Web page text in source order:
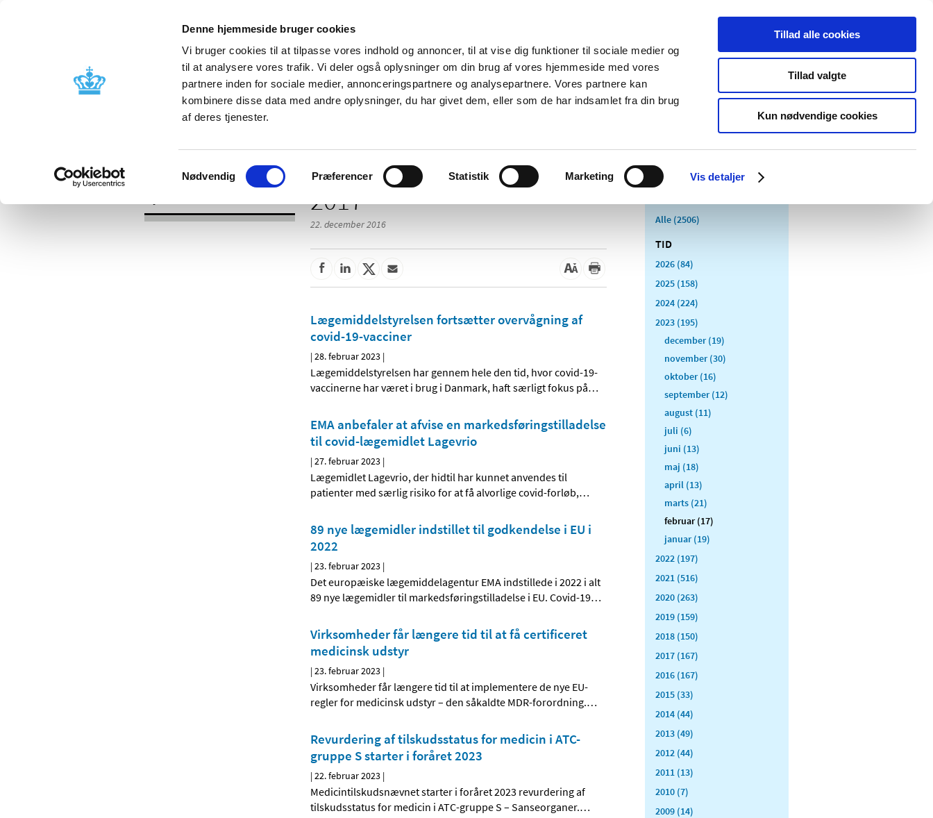
Denne hjemmeside bruger cookies
Vi bruger cookies til at tilpasse vores indhold og annoncer, til at vise dig funktioner til sociale medier og
til at analysere vores trafik. Vi deler også oplysninger om din brug af vores hjemmeside med vores
partnere inden for sociale medier, annonceringspartnere og analysepartnere. Vores partnere kan
kombinere disse data med andre oplysninger, du har givet dem, eller som de har indsamlet fra din brug
af deres tjenester.
Samtykkevalg
Nødvendig Præferencer Statistik Marketing Vis detaljer
Tillad alle cookies
Tillad valgte
Kun nødvendige cookies
Nyheder Om os Kontakt Udgivelser
Godkendelse og
Bivirkninger og
produktinformation
Tilskud og
Apoteker og salg af
Medicinsk
Særlige
produktområder
2017
22. december 2016
Lægemiddelstyrelsen fortsætter overvågning af
covid-19-vacciner
|28. februar 2023 |
Lægemiddelstyrelsen har gennem hele den tid, hvor covid-19-
vaccinerne har været i brug i Danmark, haft særligt fokus på…
EMA anbefaler at afvise en markedsføringstilladelse
til covid-lægemidlet Lagevrio
|27. februar 2023 |
Lægemidlet Lagevrio, der hidtil har kunnet anvendes til
patienter med særlig risiko for at få alvorlige covid-forløb,…
89 nye lægemidler indstillet til godkendelse i EU i
2022
|23. februar 2023 |
Det europæiske lægemiddelagentur EMA indstillede i 2022 i alt
89 nye lægemidler til markedsføringstilladelse i EU. Covid-19…
Virksomheder får længere tid til at få certificeret
medicinsk udstyr
|23. februar 2023 |
Virksomheder får længere tid til at implementere de nye EU-
regler for medicinsk udstyr – den såkaldte MDR-forordning.…
Revurdering af tilskudsstatus for medicin i ATC-
gruppe S starter i foråret 2023
|22. februar 2023 |
Medicintilskudsnævnet starter i foråret 2023 revurdering af
tilskudsstatus for medicin i ATC-gruppe S – Sanseorganer.…
Alle (2506)
TID
2026 (84)
2025 (158)
2024 (224)
2023 (195)
december (19)
november (30)
oktober (16)
september (12)
august (11)
juli (6)
juni (13)
maj (18)
april (13)
marts (21)
februar (17)
januar (19)
2022 (197)
2021 (516)
2020 (263)
2019 (159)
2018 (150)
2017 (167)
2016 (167)
2015 (33)
2014 (44)
2013 (49)
2012 (44)
2011 (13)
2010 (7)
2009 (14)